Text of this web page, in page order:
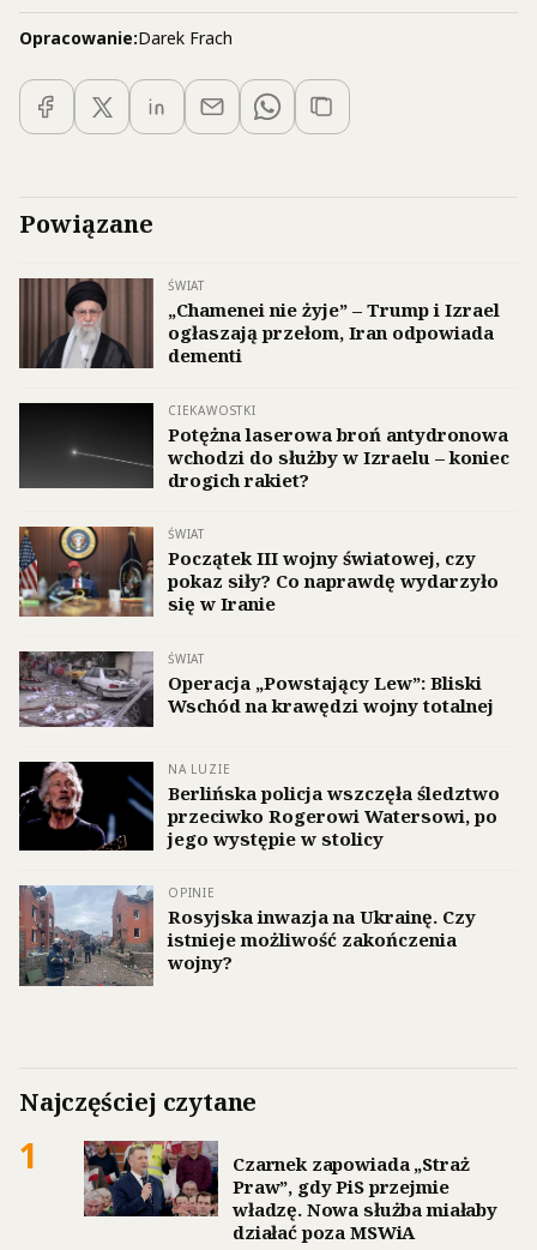
Opracowanie:Darek Frach
Powiązane
ŚWIAT
„Chamenei nie żyje” – Trump i Izrael
ogłaszają przełom, Iran odpowiada
dementi
CIEKAWOSTKI
Potężna laserowa broń antydronowa
wchodzi do służby w Izraelu – koniec
drogich rakiet?
ŚWIAT
Początek III wojny światowej, czy
pokaz siły? Co naprawdę wydarzyło
się w Iranie
ŚWIAT
Operacja „Powstający Lew”: Bliski
Wschód na krawędzi wojny totalnej
NA LUZIE
Berlińska policja wszczęła śledztwo
przeciwko Rogerowi Watersowi, po
jego występie w stolicy
OPINIE
Rosyjska inwazja na Ukrainę. Czy
istnieje możliwość zakończenia
wojny?
Najczęściej czytane
1
Czarnek zapowiada „Straż
Praw”, gdy PiS przejmie
władzę. Nowa służba miałaby
działać poza MSWiA